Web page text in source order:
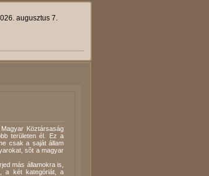
augusztus 7.
Köztársaság
területen él. Ez a
csak a saját állam
sõt a magyar
más államokra is,
a két kategóriát, a